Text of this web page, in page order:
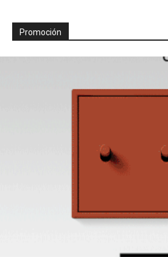
Promoción